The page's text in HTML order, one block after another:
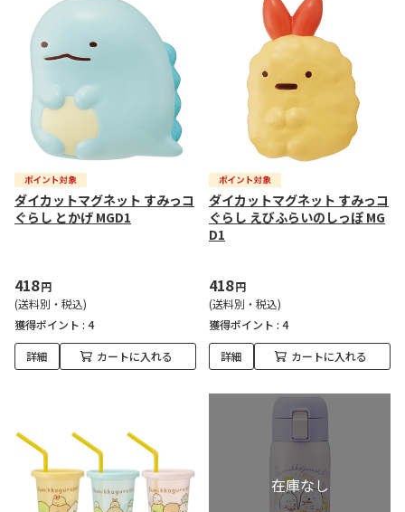
ダイカットマグネット すみっコ
ぐらし とかげ MGD1
418円
(送料別・税込)
獲得ポイント : 4
詳細 カートに入れる
ダイカットマグネット すみっコ
ぐらし えびふらいのしっぽ MG
D1
418円
(送料別・税込)
獲得ポイント : 4
詳細 カートに入れる